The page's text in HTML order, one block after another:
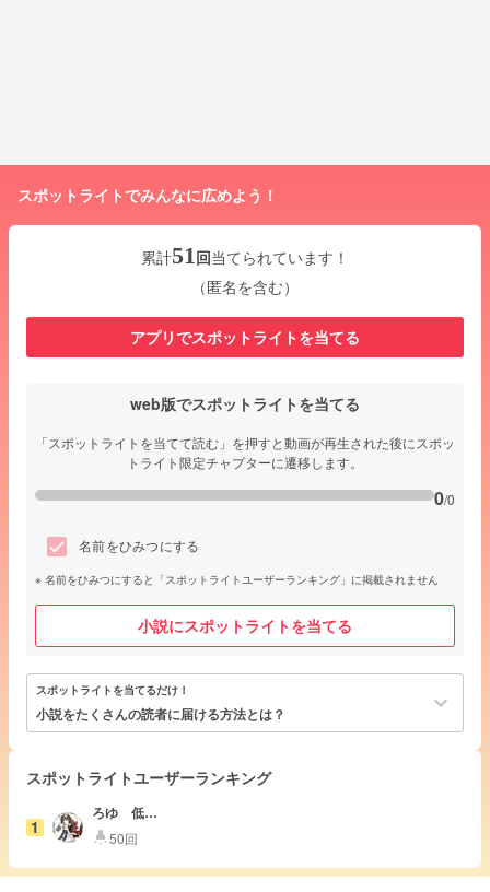
スポットライトでみんなに広めよう！
累計51 回当てられています！
（匿名を含む）
アプリでスポットライトを当てる
web版でスポットライトを当てる
「スポットライトを当てて読む」を押すと動画が再生された後にスポッ
トライト限定チャプターに遷移します。
0/0
名前をひみつにする
名前をひみつにすると「スポットライトユーザーランキング」に掲載されません
小説にスポットライトを当てる
スポットライトを当てるだけ！
小説をたくさんの読者に届ける方法とは？ keyboard_arrow_down
スポットライトユーザーランキング
1
ろゆ 低浮
上
highlight50回